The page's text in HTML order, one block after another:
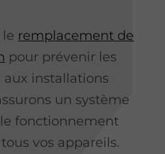
remplacement de
pour prévenir les
aux installations
un système
fonctionnement
vos appareils.